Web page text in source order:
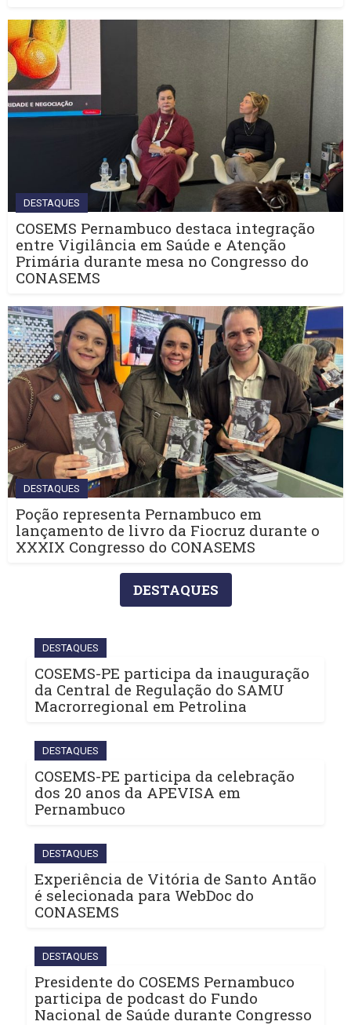
DESTAQUES
COSEMS Pernambuco destaca integração
entre Vigilância em Saúde e Atenção
Primária durante mesa no Congresso do
CONASEMS
DESTAQUES
Poção representa Pernambuco em
lançamento de livro da Fiocruz durante o
XXXIX Congresso do CONASEMS
DESTAQUES
DESTAQUES
COSEMS-PE participa da inauguração
da Central de Regulação do SAMU
Macrorregional em Petrolina
DESTAQUES
COSEMS-PE participa da celebração
dos 20 anos da APEVISA em
Pernambuco
DESTAQUES
Experiência de Vitória de Santo Antão
é selecionada para WebDoc do
CONASEMS
DESTAQUES
Presidente do COSEMS Pernambuco
participa de podcast do Fundo
Nacional de Saúde durante Congresso